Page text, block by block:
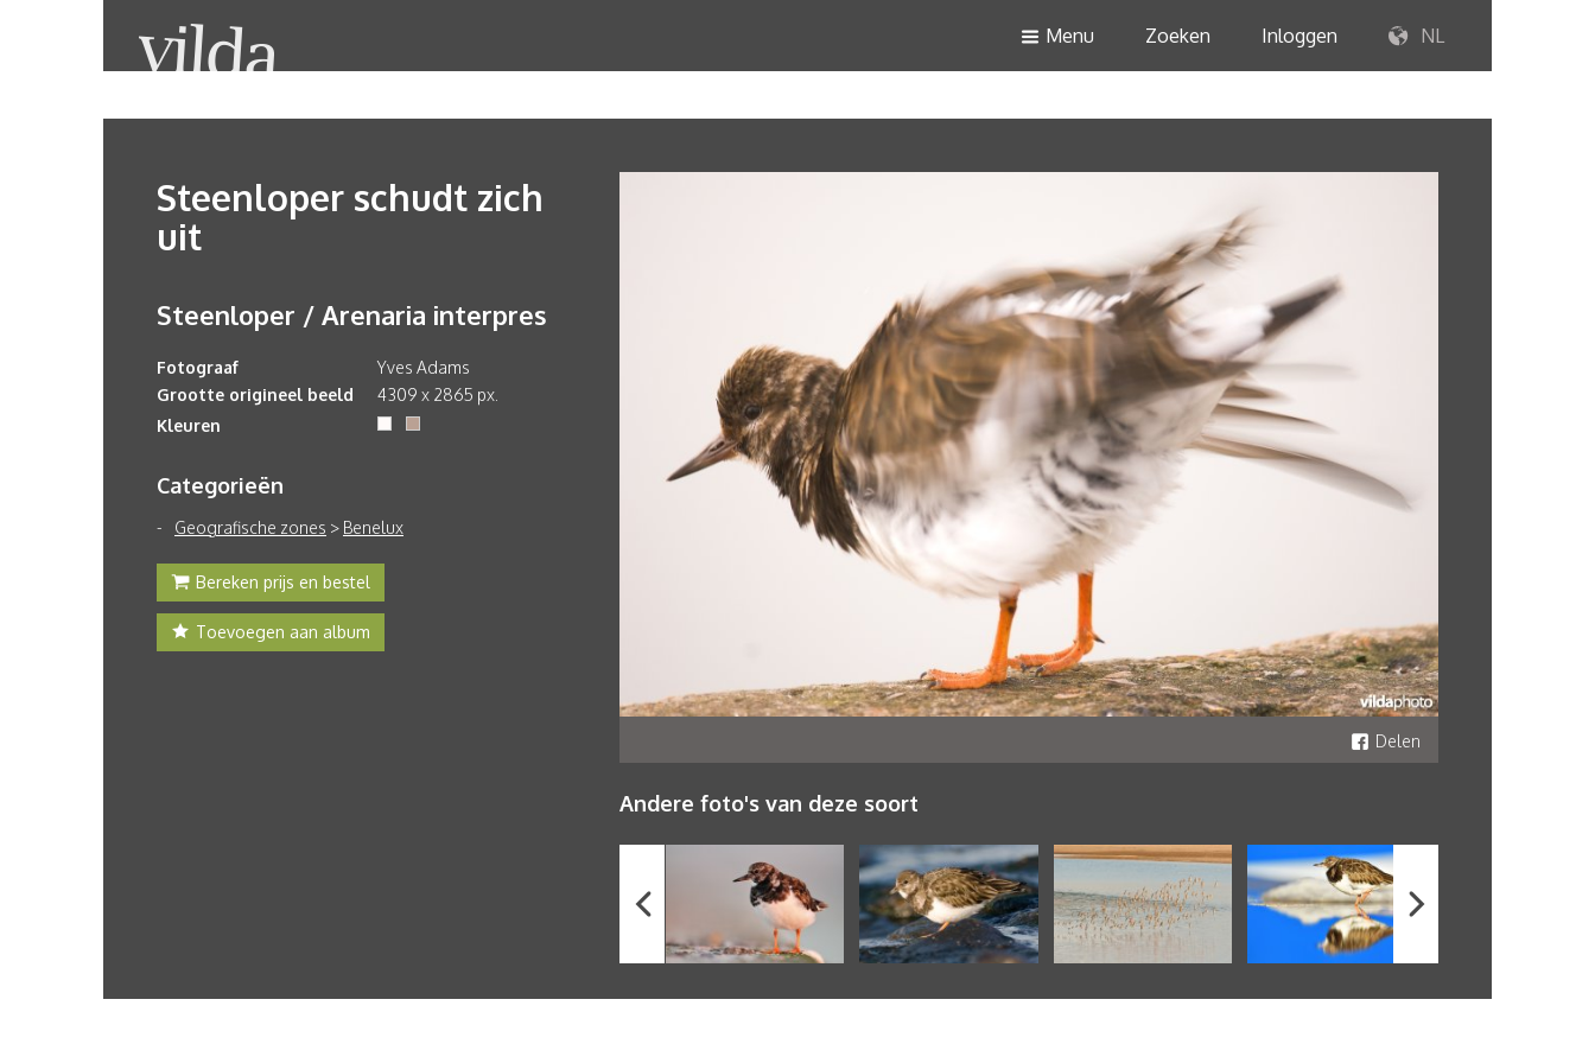
Menu Zoeken Inloggen NL
Steenloper schudt zich
uit
Steenloper / Arenaria interpres
Fotograaf
Yves Adams
Grootte origineel beeld
4309 x 2865 px.
Kleuren
Categorieën
Geografische zones > Benelux
Bereken prijs en bestel
Toevoegen aan album
Delen
Andere foto's van deze soort